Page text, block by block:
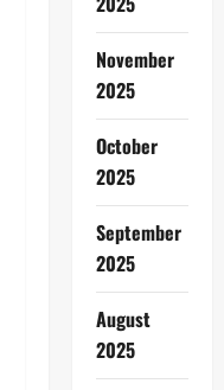
November
2025
October
2025
September
2025
August
2025